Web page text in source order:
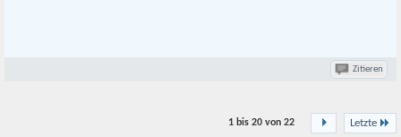
Zitieren
Letzte
1 bis 20 von 22